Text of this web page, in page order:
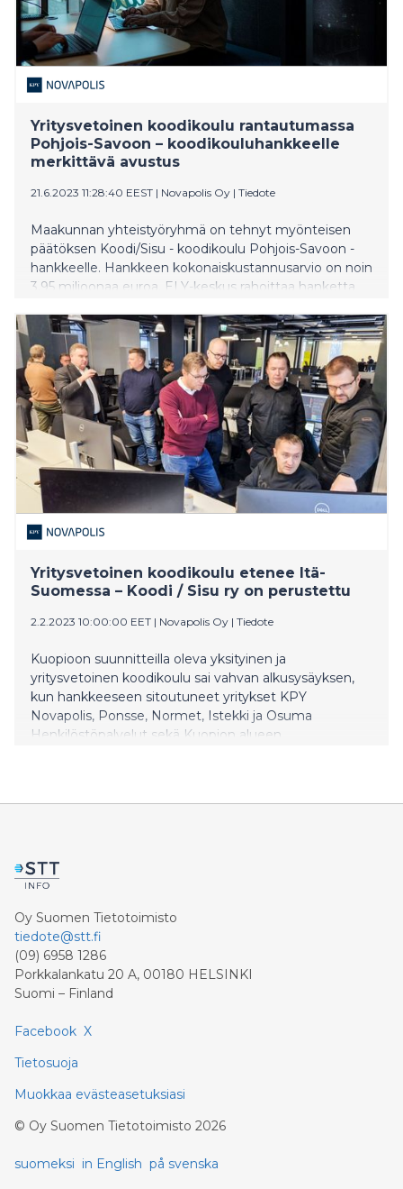
yritysvalmennuksia valtakunnallisesti.
Yritysvetoinen koodikoulu rantautumassa
Pohjois-Savoon – koodikouluhankkeelle
merkittävä avustus
21.6.2023 11:28:40 EEST | Novapolis Oy | Tiedote
Maakunnan yhteistyöryhmä on tehnyt myönteisen
päätöksen Koodi/Sisu - koodikoulu Pohjois-Savoon -
hankkeelle. Hankkeen kokonaiskustannusarvio on noin
3,95 miljoonaa euroa. ELY-keskus rahoittaa hanketta
(ESR+). Hanke mahdollistaa osaltaan koodikoulun
perustamista maakuntaan.
Yritysvetoinen koodikoulu etenee Itä-
Suomessa – Koodi / Sisu ry on perustettu
2.2.2023 10:00:00 EET | Novapolis Oy | Tiedote
Kuopioon suunnitteilla oleva yksityinen ja
yritysvetoinen koodikoulu sai vahvan alkusysäyksen,
kun hankkeeseen sitoutuneet yritykset KPY
Novapolis, Ponsse, Normet, Istekki ja Osuma
Henkilöstöpalvelut sekä Kuopion alueen
Oy Suomen Tietotoimisto
tiedote@stt.fi
(09) 6958 1286
Porkkalankatu 20 A, 00180 HELSINKI
Suomi – Finland
Facebook X
Tietosuoja
Muokkaa evästeasetuksiasi
© Oy Suomen Tietotoimisto 2026
suomeksi in English på svenska